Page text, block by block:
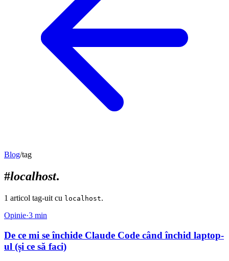
Blog/tag
#localhost.
1 articol tag-uit cu localhost.
Opinie·3 min
De ce mi se închide Claude Code când închid laptop-
ul (și ce să faci)